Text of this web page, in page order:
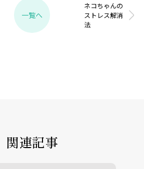
一覧へ
ネコちゃんの
ストレス解消
法
関連記事